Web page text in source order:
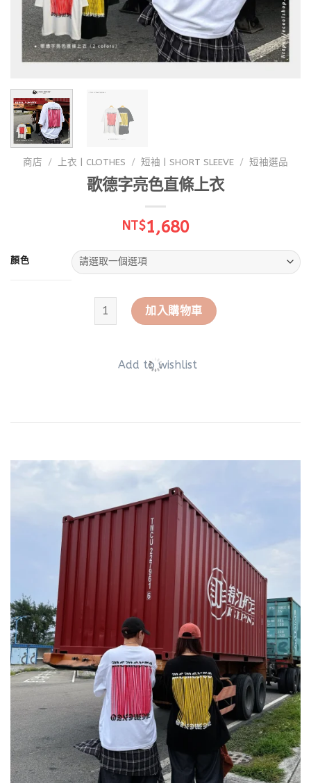
商店 / 上衣 | CLOTHES / 短袖 | SHORT SLEEVE / 短袖選品
歌德字亮色直條上衣
NT$1,680
顏色
歌德字亮色直條上衣 數量
加入購物車
Add to wishlist